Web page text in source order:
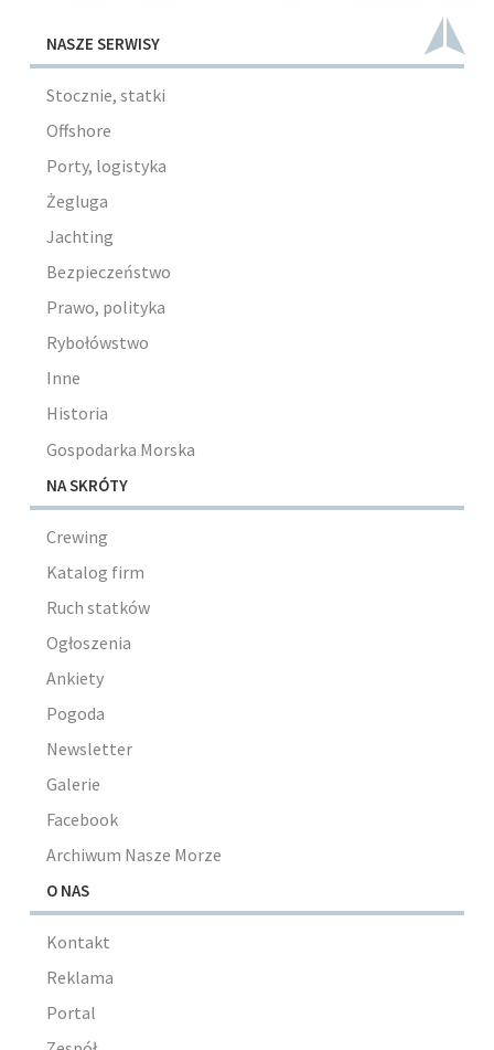
NASZE SERWISY
Stocznie, statki
Offshore
Porty, logistyka
Żegluga
Jachting
Bezpieczeństwo
Prawo, polityka
Rybołówstwo
Inne
Historia
Gospodarka Morska
NA SKRÓTY
Crewing
Katalog firm
Ruch statków
Ogłoszenia
Ankiety
Pogoda
Newsletter
Galerie
Facebook
Archiwum Nasze Morze
O NAS
Kontakt
Reklama
Portal